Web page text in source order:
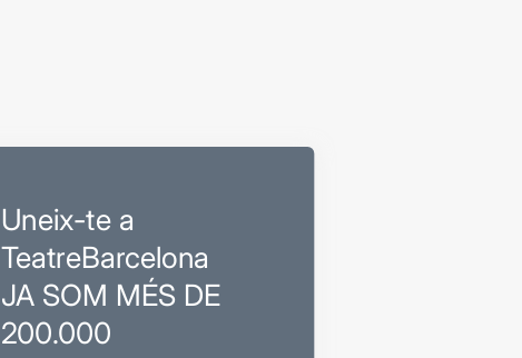
Uneix-te a
TeatreBarcelona
JA SOM MÉS DE
200.000